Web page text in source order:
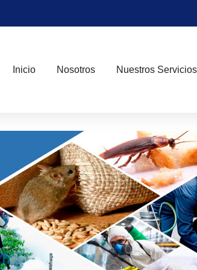
Inicio Nosotros Nuestros Servicios